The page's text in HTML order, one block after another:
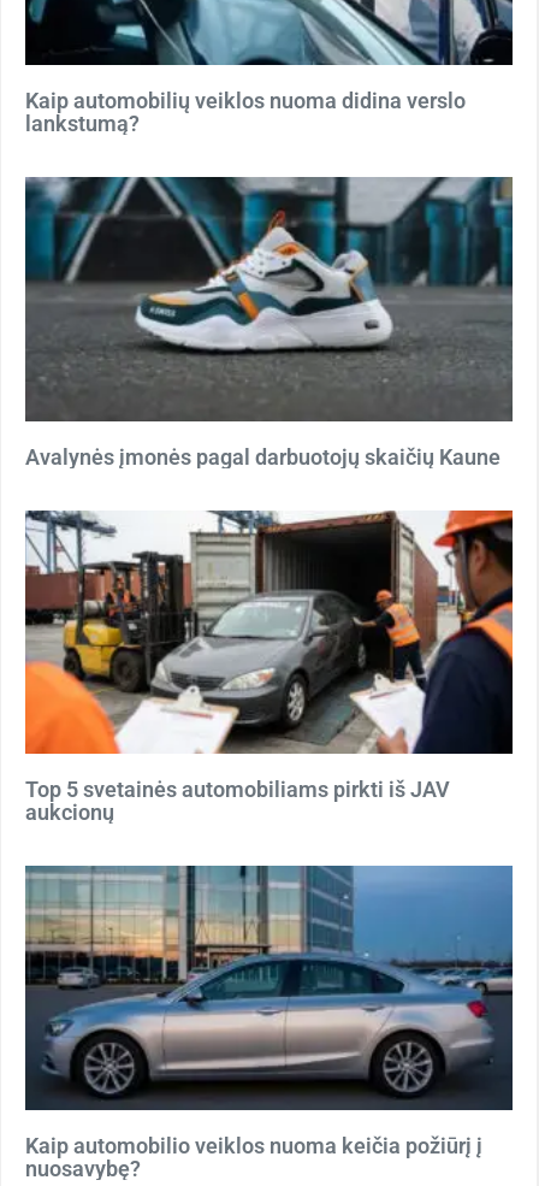
Kaip automobilių veiklos nuoma didina verslo
lankstumą?
Avalynės įmonės pagal darbuotojų skaičių Kaune
Top 5 svetainės automobiliams pirkti iš JAV
aukcionų
Kaip automobilio veiklos nuoma keičia požiūrį į
nuosavybę?